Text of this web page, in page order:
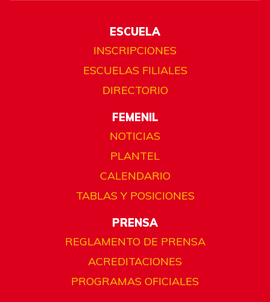
ESCUELA
INSCRIPCIONES
ESCUELAS FILIALES
DIRECTORIO
FEMENIL
NOTICIAS
PLANTEL
CALENDARIO
TABLAS Y POSICIONES
PRENSA
REGLAMENTO DE PRENSA
ACREDITACIONES
PROGRAMAS OFICIALES